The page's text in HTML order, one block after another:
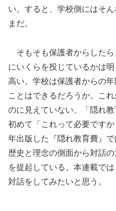
い。すると、学校側にはそ
まだ。
そもそも保護者からした
にいくらを投じているかは
高い。学校は保護者からの
ことはできるだろうか。こ
のに見えていない、「隠れ
初めて「これって必要です
年出版した『隠れ教育費』
歴史と理念の側面から対話
を提起している。本連載で
対話をしてみたいと思う。